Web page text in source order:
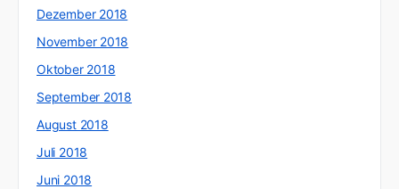
Dezember 2018
November 2018
Oktober 2018
September 2018
August 2018
Juli 2018
Juni 2018